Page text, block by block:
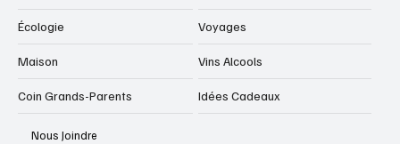
Écologie
Maison
Coin Grands-Parents
Voyages
Vins Alcools
Idées Cadeaux
Nous Joindre